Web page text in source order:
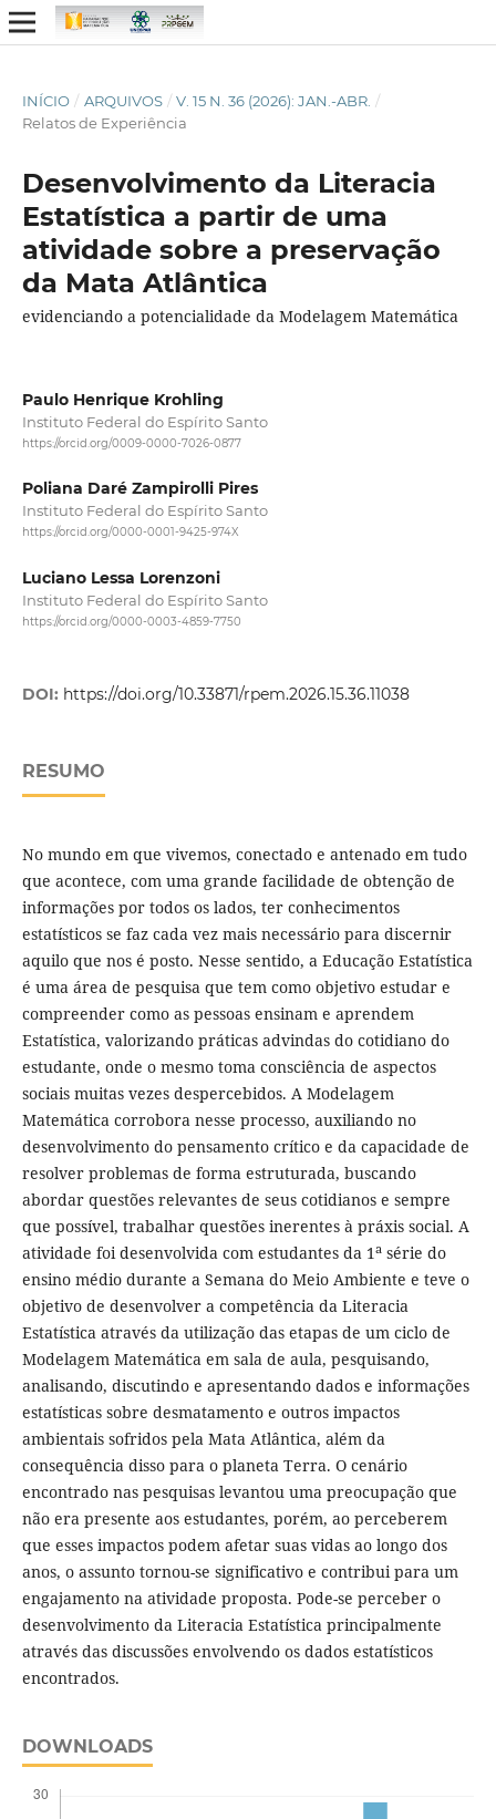
INÍCIO / ARQUIVOS / V. 15 N. 36 (2026): JAN.-ABR. /
Relatos de Experiência
Desenvolvimento da Literacia
Estatística a partir de uma
atividade sobre a preservação
da Mata Atlântica
evidenciando a potencialidade da Modelagem Matemática
Paulo Henrique Krohling
Instituto Federal do Espírito Santo
https://orcid.org/0009-0000-7026-0877
Poliana Daré Zampirolli Pires
Instituto Federal do Espírito Santo
https://orcid.org/0000-0001-9425-974X
Luciano Lessa Lorenzoni
Instituto Federal do Espírito Santo
https://orcid.org/0000-0003-4859-7750
DOI: https://doi.org/10.33871/rpem.2026.15.36.11038
RESUMO
No mundo em que vivemos, conectado e antenado em tudo
que acontece, com uma grande facilidade de obtenção de
informações por todos os lados, ter conhecimentos
estatísticos se faz cada vez mais necessário para discernir
aquilo que nos é posto. Nesse sentido, a Educação Estatística
é uma área de pesquisa que tem como objetivo estudar e
compreender como as pessoas ensinam e aprendem
Estatística, valorizando práticas advindas do cotidiano do
estudante, onde o mesmo toma consciência de aspectos
sociais muitas vezes despercebidos. A Modelagem
Matemática corrobora nesse processo, auxiliando no
desenvolvimento do pensamento crítico e da capacidade de
resolver problemas de forma estruturada, buscando
abordar questões relevantes de seus cotidianos e sempre
que possível, trabalhar questões inerentes à práxis social. A
atividade foi desenvolvida com estudantes da 1asérie do
ensino médio durante a Semana do Meio Ambiente e teve o
objetivo de desenvolver a competência da Literacia
Estatística através da utilização das etapas de um ciclo de
Modelagem Matemática em sala de aula, pesquisando,
analisando, discutindo e apresentando dados e informações
estatísticas sobre desmatamento e outros impactos
ambientais sofridos pela Mata Atlântica, além da
consequência disso para o planeta Terra. O cenário
encontrado nas pesquisas levantou uma preocupação que
não era presente aos estudantes, porém, ao perceberem
que esses impactos podem afetar suas vidas ao longo dos
anos, o assunto tornou-se significativo e contribui para um
engajamento na atividade proposta. Pode-se perceber o
desenvolvimento da Literacia Estatística principalmente
através das discussões envolvendo os dados estatísticos
encontrados.
DOWNLOADS